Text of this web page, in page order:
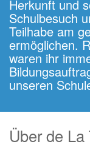
Herkunft und
Schulbesuch
Teilhabe am
ermöglichen.
waren ihr
unseren
Über de